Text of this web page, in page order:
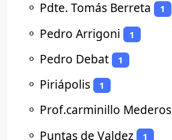
⚬ Pdte. Tomás Berreta 1
⚬ Pedro Arrigoni 1
⚬ Pedro Debat 1
⚬ Piriápolis 1
⚬ Prof.carminillo Mederos
⚬ Puntas de Valdez 1